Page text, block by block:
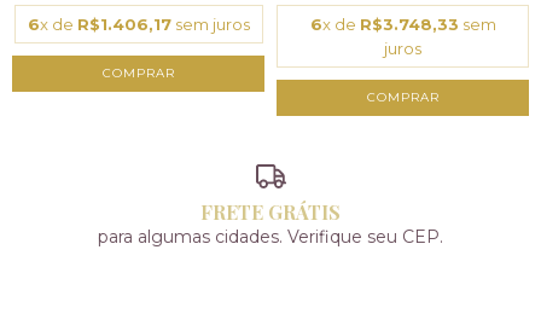
6x de R$1.406,17sem juros 6x de R$3.748,33 sem
juros
FRETE GRÁTIS
para algumas cidades. Verifique seu CEP.